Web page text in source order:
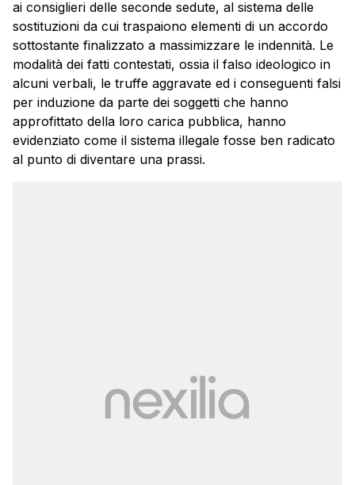
ai consiglieri delle seconde sedute, al sistema delle
sostituzioni da cui traspaiono elementi di un accordo
sottostante finalizzato a massimizzare le indennità. Le
modalità dei fatti contestati, ossia il falso ideologico in
alcuni verbali, le truffe aggravate ed i conseguenti falsi
per induzione da parte dei soggetti che hanno
approfittato della loro carica pubblica, hanno
evidenziato come il sistema illegale fosse ben radicato
al punto di diventare una prassi.